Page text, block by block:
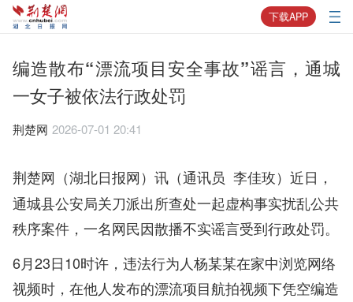
下载APP
编造散布“漂流项目安全事故”谣言，通城
一女子被依法行政处罚
荆楚网 2026-07-01 20:41
荆楚网（湖北日报网）讯（通讯员 李佳玫） 近日，
通城县公安局关刀派出所查处一起虚构事实扰乱公共
秩序案件，一名网民因散播不实谣言受到行政处罚。
6月23日10时许，违法行为人杨某某在家中浏览网络
视频时，在他人发布的漂流项目航拍视频下凭空编造